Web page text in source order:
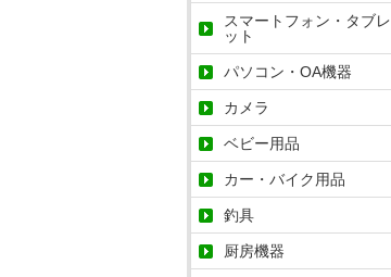
スマートフォン・タブレ
ット
パソコン・OA機器
カメラ
ベビー用品
カー・バイク用品
釣具
厨房機器